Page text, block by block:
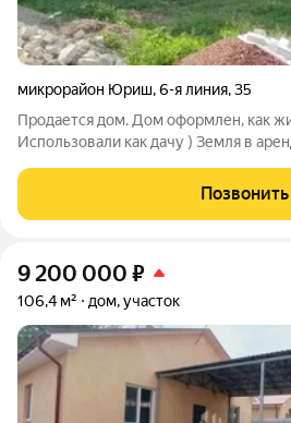
микрорайон Юриш,6-я линия,35
Продается дом. Дом оформлен, как
Использовали как дачу ) Земля в
участка. На участке колодец с
ухоженный, с плодовыми деревьями.
Позвонить
9 200 000 ₽
106,4 м² дом, участок